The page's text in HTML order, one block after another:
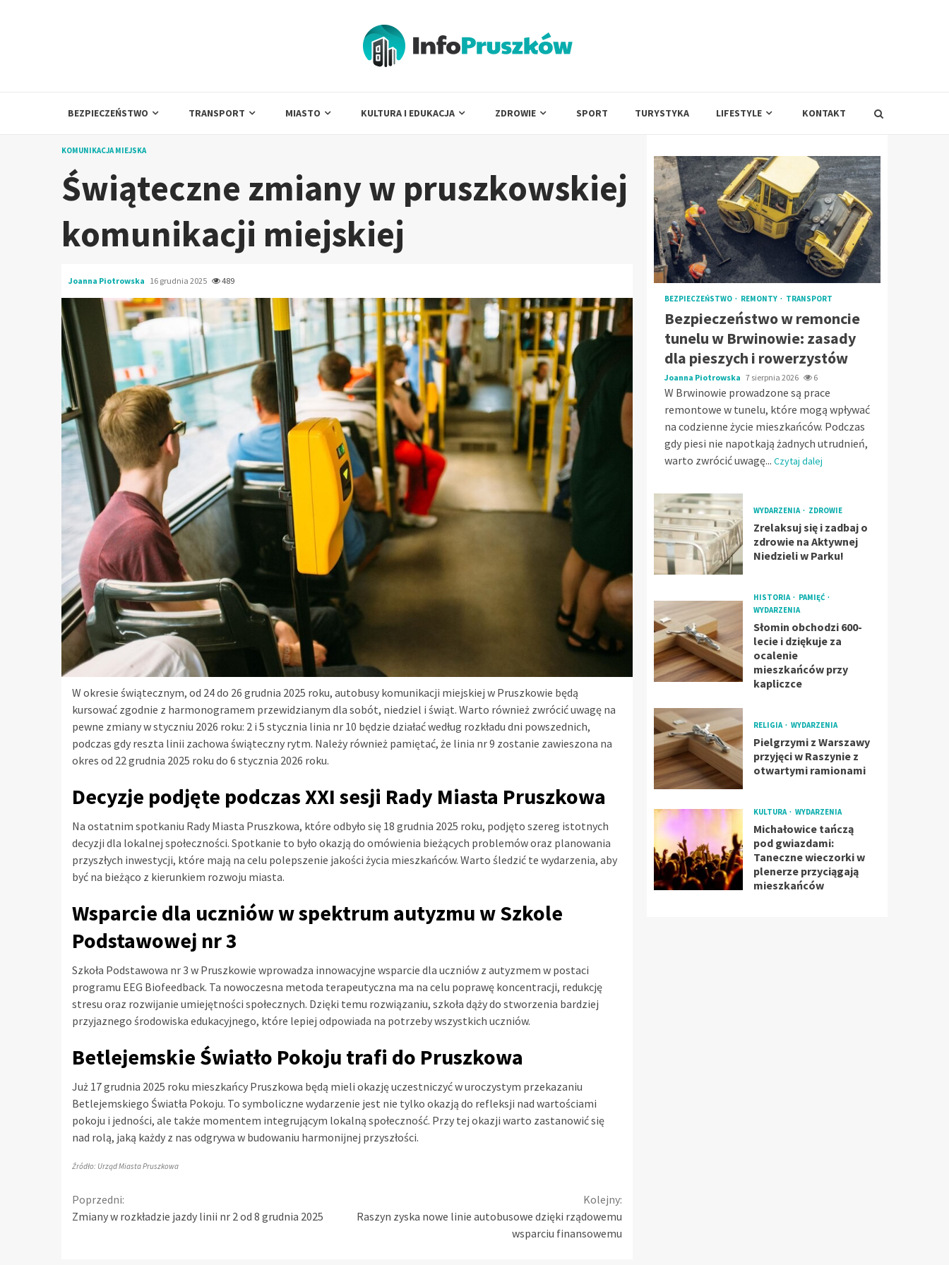
BEZPIECZEŃSTWO TRANSPORT MIASTO KULTURA I EDUKACJA ZDROWIE SPORT TURYSTYKA LIFESTYLE KONTAKT
KOMUNIKACJA MIEJSKA
Świąteczne zmiany w pruszkowskiej
komunikacji miejskiej
Joanna Piotrowska 16 grudnia 2025 489
W okresie świątecznym, od 24 do 26 grudnia 2025 roku, autobusy komunikacji miejskiej w Pruszkowie będą
kursować zgodnie z harmonogramem przewidzianym dla sobót, niedziel i świąt. Warto również zwrócić uwagę na
pewne zmiany w styczniu 2026 roku: 2 i 5 stycznia linia nr 10 będzie działać według rozkładu dni powszednich,
podczas gdy reszta linii zachowa świąteczny rytm. Należy również pamiętać, że linia nr 9 zostanie zawieszona na
okres od 22 grudnia 2025 roku do 6 stycznia 2026 roku.
Decyzje podjęte podczas XXI sesji Rady Miasta Pruszkowa
Na ostatnim spotkaniu Rady Miasta Pruszkowa, które odbyło się 18 grudnia 2025 roku, podjęto szereg istotnych
decyzji dla lokalnej społeczności. Spotkanie to było okazją do omówienia bieżących problemów oraz planowania
przyszłych inwestycji, które mają na celu polepszenie jakości życia mieszkańców. Warto śledzić te wydarzenia, aby
być na bieżąco z kierunkiem rozwoju miasta.
Wsparcie dla uczniów w spektrum autyzmu w Szkole
Podstawowej nr 3
Szkoła Podstawowa nr 3 w Pruszkowie wprowadza innowacyjne wsparcie dla uczniów z autyzmem w postaci
programu EEG Biofeedback. Ta nowoczesna metoda terapeutyczna ma na celu poprawę koncentracji, redukcję
stresu oraz rozwijanie umiejętności społecznych. Dzięki temu rozwiązaniu, szkoła dąży do stworzenia bardziej
przyjaznego środowiska edukacyjnego, które lepiej odpowiada na potrzeby wszystkich uczniów.
Betlejemskie Światło Pokoju trafi do Pruszkowa
Już 17 grudnia 2025 roku mieszkańcy Pruszkowa będą mieli okazję uczestniczyć w uroczystym przekazaniu
Betlejemskiego Światła Pokoju. To symboliczne wydarzenie jest nie tylko okazją do refleksji nad wartościami
pokoju i jedności, ale także momentem integrującym lokalną społeczność. Przy tej okazji warto zastanowić się
nad rolą, jaką każdy z nas odgrywa w budowaniu harmonijnej przyszłości.
Źródło: Urząd Miasta Pruszkowa
Continue
Reading
Poprzedni:
Zmiany w rozkładzie jazdy linii nr 2 od 8 grudnia 2025
Kolejny:
Raszyn zyska nowe linie autobusowe dzięki rządowemu
wsparciu finansowemu
BEZPIECZEŃSTWO REMONTY TRANSPORT
Bezpieczeństwo w remoncie
tunelu w Brwinowie: zasady
dla pieszych i rowerzystów
Joanna Piotrowska 7 sierpnia 2026 6
W Brwinowie prowadzone są prace
remontowe w tunelu, które mogą wpływać
na codzienne życie mieszkańców. Podczas
gdy piesi nie napotkają żadnych utrudnień,
warto zwrócić uwagę... Czytaj dalej
WYDARZENIA ZDROWIE
Zrelaksuj się i zadbaj o
zdrowie na Aktywnej
Niedzieli w Parku!
HISTORIA
PAMIĘĆ
WYDARZENIA
Słomin obchodzi 600-
lecie i dziękuje za
ocalenie
mieszkańców przy
kapliczce
RELIGIA WYDARZENIA
Pielgrzymi z Warszawy
przyjęci w Raszynie z
otwartymi ramionami
KULTURA WYDARZENIA
Michałowice tańczą
pod gwiazdami:
Taneczne wieczorki w
plenerze przyciągają
mieszkańców